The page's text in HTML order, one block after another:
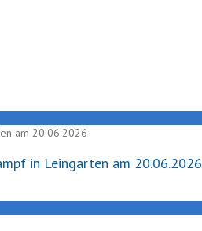
in Leingarten am 20.06.2026